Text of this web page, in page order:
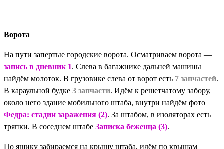
Ворота
На пути запертые городские ворота. Осматриваем ворота —
запись в дневник 1. Слева в багажнике дальней машины
найдём молоток. В грузовике слева от ворот есть 7 запчастей.
В караульной будке 3 запчасти. Идём к решетчатому забору,
около него здание мобильного штаба, внутри найдём фото
Федра: стадии заражения (2). За штабом, в изоляторах есть
тряпки. В соседнем штабе Записка беженца (3).
По ящику забираемся на крышу штаба, идём по крышам